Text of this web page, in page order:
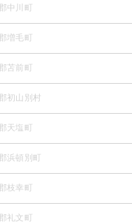
中川町
増毛町
苫前町
初山別村
天塩町
浜頓別町
枝幸町
礼文町